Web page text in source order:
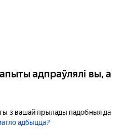
адпраўлялі вы, а
з вашай прылады падобныя да
адбыцца?